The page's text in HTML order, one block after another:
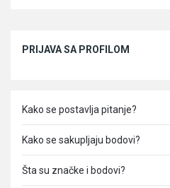
PRIJAVA SA PROFILOM
Kako se postavlja pitanje?
Kako se sakupljaju bodovi?
Šta su značke i bodovi?